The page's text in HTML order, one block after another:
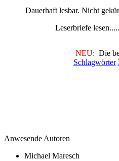
Dauerhaft lesbar. Nicht
Leserbriefe lesen.....
NEU: Die
Schlagwörter
Anwesende Autoren
Michael Maresch